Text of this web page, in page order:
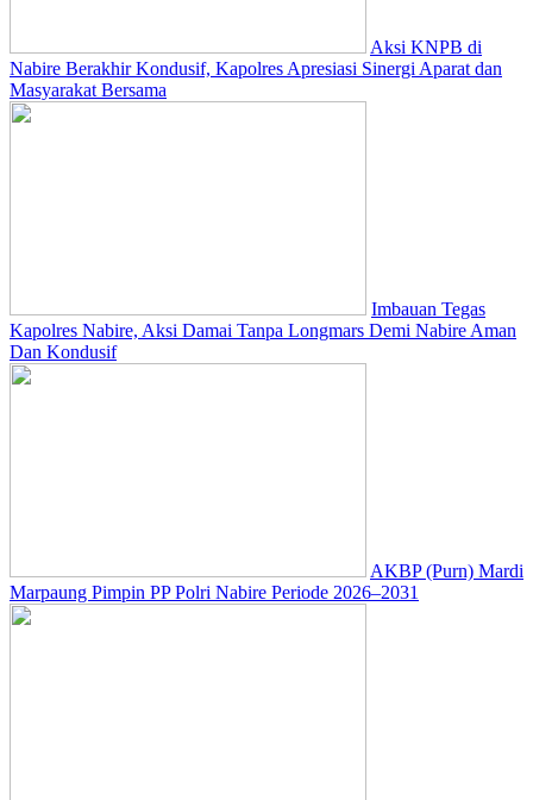
Aksi KNPB di
Nabire Berakhir Kondusif, Kapolres Apresiasi Sinergi Aparat dan
Masyarakat Bersama
Imbauan Tegas
Kapolres Nabire, Aksi Damai Tanpa Longmars Demi Nabire Aman
Dan Kondusif
AKBP (Purn) Mardi
Marpaung Pimpin PP Polri Nabire Periode 2026–2031